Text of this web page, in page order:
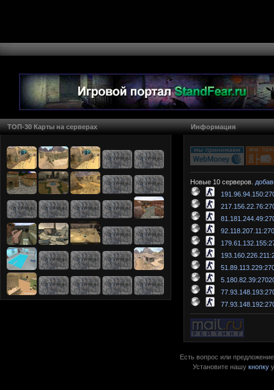
ТОП-30 Карты на серверах Информация
Новые 10 серверов.
Есть вопрос или
Установите нашукнопку